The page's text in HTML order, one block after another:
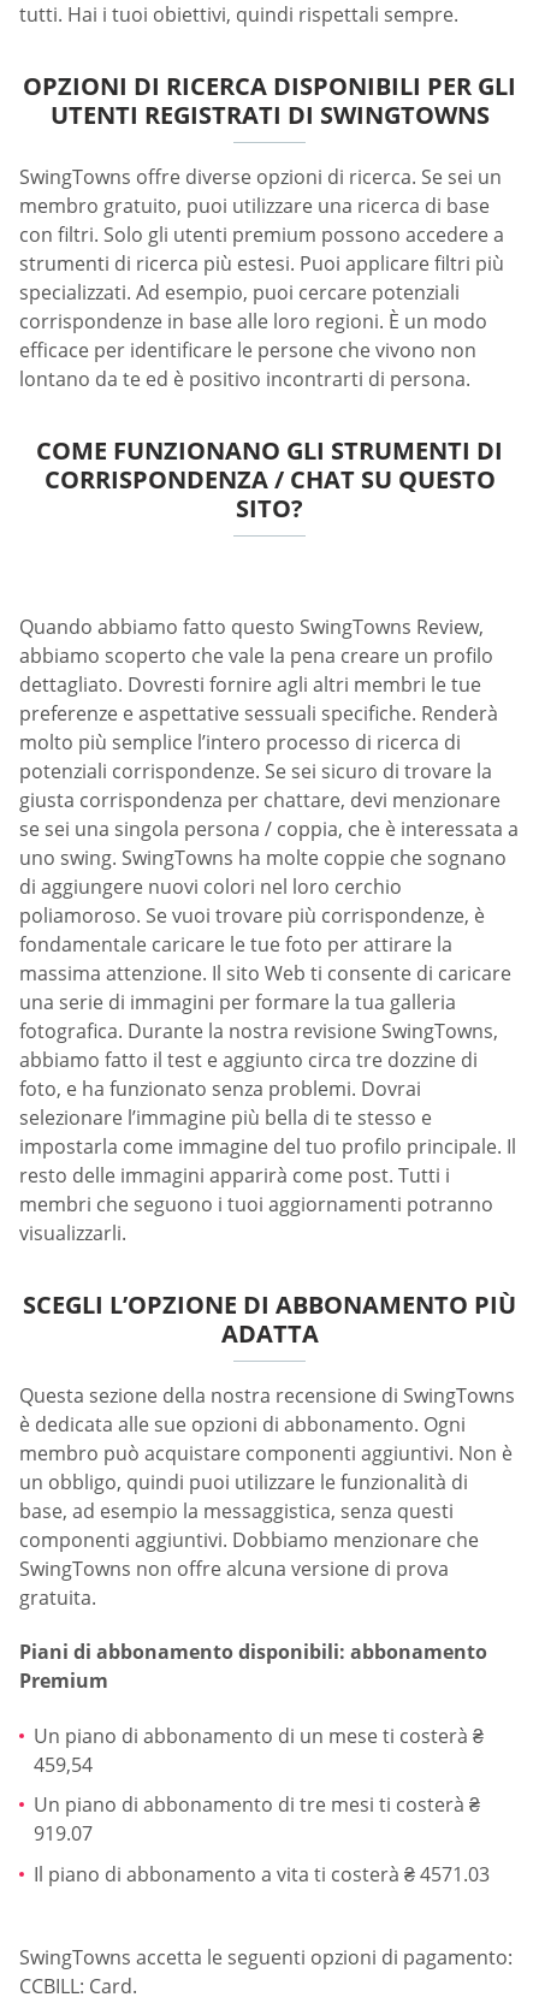
tutti. Hai i tuoi obiettivi, quindi rispettali sempre.
OPZIONI DI RICERCA DISPONIBILI PER GLI
UTENTI REGISTRATI DI SWINGTOWNS
SwingTowns offre diverse opzioni di ricerca. Se sei un
membro gratuito, puoi utilizzare una ricerca di base
con filtri. Solo gli utenti premium possono accedere a
strumenti di ricerca più estesi. Puoi applicare filtri più
specializzati. Ad esempio, puoi cercare potenziali
corrispondenze in base alle loro regioni. È un modo
efficace per identificare le persone che vivono non
lontano da te ed è positivo incontrarti di persona.
COME FUNZIONANO GLI STRUMENTI DI
CORRISPONDENZA / CHAT SU QUESTO
SITO?
Quando abbiamo fatto questo SwingTowns Review,
abbiamo scoperto che vale la pena creare un profilo
dettagliato. Dovresti fornire agli altri membri le tue
preferenze e aspettative sessuali specifiche. Renderà
molto più semplice l’intero processo di ricerca di
potenziali corrispondenze. Se sei sicuro di trovare la
giusta corrispondenza per chattare, devi menzionare
se sei una singola persona / coppia, che è interessata a
uno swing. SwingTowns ha molte coppie che sognano
di aggiungere nuovi colori nel loro cerchio
poliamoroso. Se vuoi trovare più corrispondenze, è
fondamentale caricare le tue foto per attirare la
massima attenzione. Il sito Web ti consente di caricare
una serie di immagini per formare la tua galleria
fotografica. Durante la nostra revisione SwingTowns,
abbiamo fatto il test e aggiunto circa tre dozzine di
foto, e ha funzionato senza problemi. Dovrai
selezionare l’immagine più bella di te stesso e
impostarla come immagine del tuo profilo principale. Il
resto delle immagini apparirà come post. Tutti i
membri che seguono i tuoi aggiornamenti potranno
visualizzarli.
SCEGLI L’OPZIONE DI ABBONAMENTO PIÙ
ADATTA
Questa sezione della nostra recensione di SwingTowns
è dedicata alle sue opzioni di abbonamento. Ogni
membro può acquistare componenti aggiuntivi. Non è
un obbligo, quindi puoi utilizzare le funzionalità di
base, ad esempio la messaggistica, senza questi
componenti aggiuntivi. Dobbiamo menzionare che
SwingTowns non offre alcuna versione di prova
gratuita.
Piani di abbonamento disponibili: abbonamento
Premium
Un piano di abbonamento di un mese ti costerà ₴
459,54
Un piano di abbonamento di tre mesi ti costerà ₴
919.07
Il piano di abbonamento a vita ti costerà ₴ 4571.03
SwingTowns accetta le seguenti opzioni di pagamento:
CCBILL: Card.